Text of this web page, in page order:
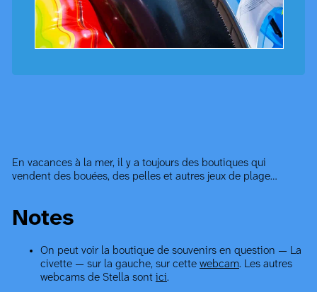
En vacances à la mer, il y a toujours des boutiques qui
vendent des bouées, des pelles et autres jeux de plage…
Notes
On peut voir la boutique de souvenirs en question — La
civette — sur la gauche, sur cette webcam. Les autres
webcams de Stella sont ici.